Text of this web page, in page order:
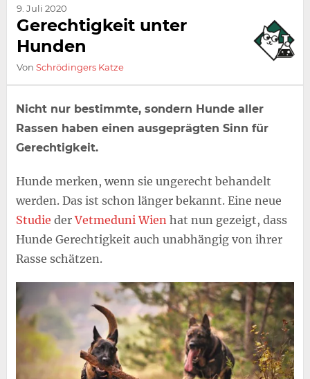
9. Juli 2020
Gerechtigkeit unter
Hunden
Von Schrödingers Katze
Nicht nur bestimmte, sondern Hunde aller
Rassen haben einen ausgeprägten Sinn für
Gerechtigkeit.
Hunde merken, wenn sie ungerecht behandelt
werden. Das ist schon länger bekannt. Eine neue
Studie derVetmeduni Wienhat nun gezeigt, dass
Hunde Gerechtigkeit auch unabhängig von ihrer
Rasse schätzen.